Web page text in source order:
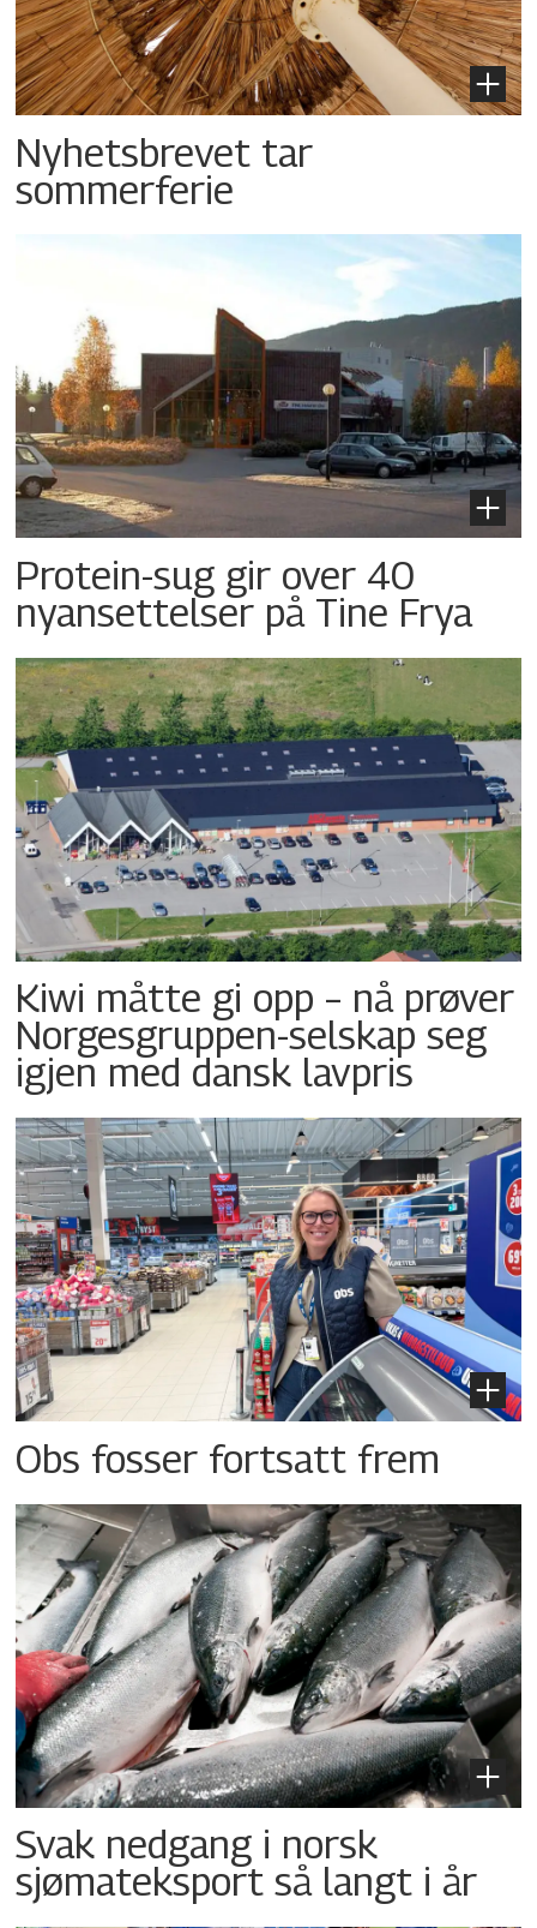
Nyhetsbrevet tar
sommerferie
Protein-sug gir over 40
nyansettelser på Tine Frya
Kiwi måtte gi opp – nå prøver
Norgesgruppen-selskap seg
igjen med dansk lavpris
Obs fosser fortsatt frem
Svak nedgang i norsk
sjømateksport så langt i år